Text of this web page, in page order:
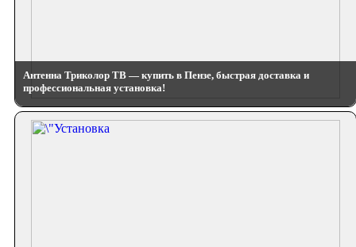
Антенна Триколор ТВ — купить в Пензе, быстрая доставка и
профессиональная установка!